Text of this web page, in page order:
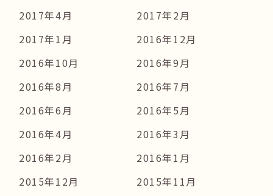
2017年4月
2017年2月
2017年1月
2016年12月
2016年10月
2016年9月
2016年8月
2016年7月
2016年6月
2016年5月
2016年4月
2016年3月
2016年2月
2016年1月
2015年12月
2015年11月